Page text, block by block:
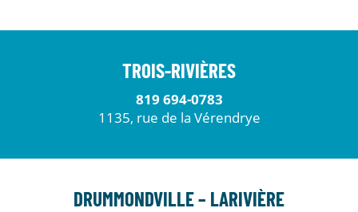
TROIS-RIVIÈRES
819 694-0783
1135, rue de la Vérendrye
DRUMMONDVILLE – LARIVIÈRE